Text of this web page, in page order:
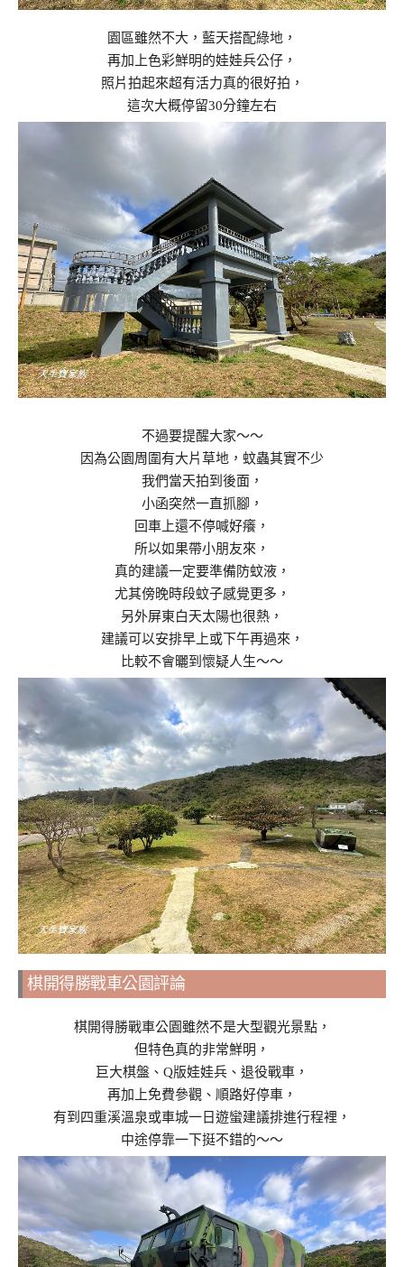
園區雖然不大，藍天搭配綠地，
再加上色彩鮮明的娃娃兵公仔，
照片拍起來超有活力真的很好拍，
這次大概停留30分鐘左右
不過要提醒大家～～
因為公園周圍有大片草地，蚊蟲其實不少
我們當天拍到後面，
小函突然一直抓腳，
回車上還不停喊好癢，
所以如果帶小朋友來，
真的建議一定要準備防蚊液，
尤其傍晚時段蚊子感覺更多，
另外屏東白天太陽也很熱，
建議可以安排早上或下午再過來，
比較不會曬到懷疑人生～～
棋開得勝戰車公園評論
棋開得勝戰車公園雖然不是大型觀光景點，
但特色真的非常鮮明，
巨大棋盤、Q版娃娃兵、退役戰車，
再加上免費參觀、順路好停車，
有到四重溪溫泉或車城一日遊蠻建議排進行程裡，
中途停靠一下挺不錯的～～